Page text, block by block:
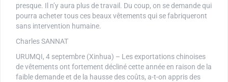
presque. Il n’y aura plus de travail. Du coup, on se demande qui
pourra acheter tous ces beaux vêtements qui se fabriqueront
sans intervention humaine.
Charles SANNAT
URUMQI, 4 septembre (Xinhua) – Les exportations chinoises
de vêtements ont fortement décliné cette année en raison de la
faible demande et de la hausse des coûts, a-t-on appris des